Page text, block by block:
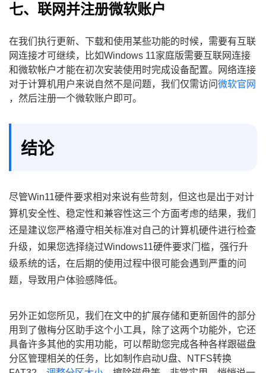
七、联网并注册微软账户
在我们执行更新、下载和使用某些功能的时候，需要有互联
网连接才可继续，比如Windows 11家庭版需要互联网连接
和微软帐户才能在初次安装使用时完成设备配置。网络连接
对于计算机用户来说自然不是问题，我们仅需访问微软官网
，然后注册一个微软账户即可。
结论
尽管Win11硬件要求相对来说有些苛刻，但这也是出于对计
算机安全性、稳定性和兼容性这三个方面考虑的结果，我们
还是建议您严格遵守相关标准对自己的计算机硬件进行检查
升级，如果您选择绕过Windows11硬件要求门槛，强行升
级系统的话，在后期的使用过程中很可能会遇到严重的问
题，导致用户体验感降低。
另外正如您所见，我们在文中的扩展存储和更新固件的部分
用到了傲梅分区助手这个小工具，除了这两个功能外，它还
具备许多其他的实用功能，可以帮助您完成各种各样跟磁盘
分区管理相关的任务，比如制作启动U盘、NTFS转换